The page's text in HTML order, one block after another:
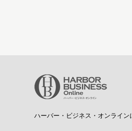
ハーバー・ビジネス・オンライン